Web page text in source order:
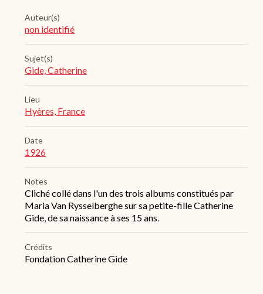
Auteur(s)
non identifié
Sujet(s)
Gide, Catherine
Lieu
Hyères, France
Date
1926
Notes
Cliché collé dans l'un des trois albums constitués par
Maria Van Rysselberghe sur sa petite-fille Catherine
Gide, de sa naissance à ses 15 ans.
Crédits
Fondation Catherine Gide